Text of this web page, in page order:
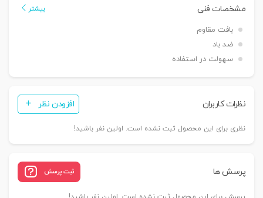
مشخصات فنی بیشتر
بافت مقاوم
ضد باد
سهولت در استفاده
نظرات کاربران افزودن نظر
نظری برای این محصول ثبت نشده است. اولین نفر باشید!
پرسش ها ثبت پرسش